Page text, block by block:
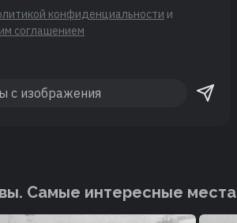
конфиденциальности и
соглашением
Cамые интересные места